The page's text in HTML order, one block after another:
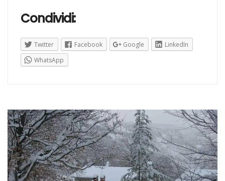
Condividi:
Twitter Facebook Google
LinkedIn
WhatsApp